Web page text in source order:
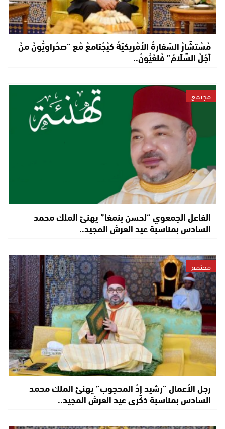
مُسْتَشَارْ السَّفَارَةْ الأَمْرِيكِيَّةْ كَيْجْتَامَعْ مْعَ “صَحْرَاوِيُّونْ مَنْ
أَجْلْ السَّلَامْ” فْلعْيُونْ..
مجتمع
الفاعل الجمعوي “لحسن بنمغا” يهنئ الملك محمد
السادس بمناسبة عيد العرش المجيد..
مجتمع
رجل الأعمال “رشيد إِدْ المحجوب” يهنئ الملك محمد
السادس بمناسبة ذكرى عيد العرش المجيد..